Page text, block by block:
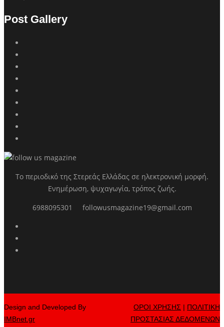
Post Gallery
Το περιοδικό της Στερεάς Ελλάδας σε ηλεκτρονική μορφή.
Ενημέρωση, ψυχαγωγία, τρόπος ζωής.
6988095301 followusmagazine19@gmail.com
Design and Developed By
IMBnet.gr
ΟΡΟΙ ΧΡΗΣΗΣ | ΠΟΛΙΤΙΚΗ
ΠΡΟΣΤΑΣΙΑΣ ΔΕΔΟΜΕΝΩΝ